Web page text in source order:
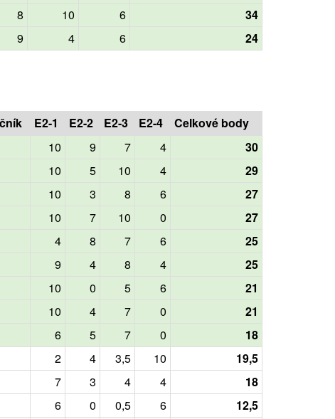
8 10 6
34
9 4 6 24
E2-1 E2-2 E2-3 E2-4
Celkové body
10 9 7 4
30
10 5 10 4
29
10 3 8 6
27
10 7 10 0
27
4 8 7 6
25
9 4 8 4
25
10 0 5 6
21
10 4 7 0
21
6 5 7 0
18
2 4 3,5 10
19,5
7 3 4 4
18
6 0 0,5 6
12,5